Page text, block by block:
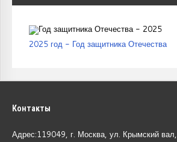
2025 год - Год защитника Отечества
Контакты
Адрес:119049, г. Москва, ул. Крымский